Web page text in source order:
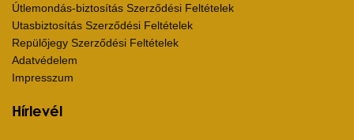
Útlemondás-biztosítás Szerződési Feltételek
Utasbiztosítás Szerződési Feltételek
Repülőjegy Szerződési Feltételek
Adatvédelem
Impresszum
Hírlevél